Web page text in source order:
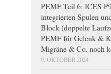
PEMF Teil 6: ICES
integrierten Spulen
Block (doppelte
PEMF für Gelenk &
Migräne & Co. noch
9. OKTOBER 2024